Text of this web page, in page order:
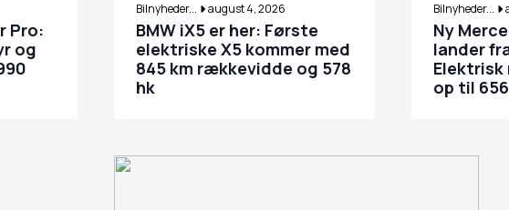
Pro:
og
Bilnyheder... august 4, 2026
BMW iX5 er her: Første
elektriske X5 kommer med
845 km rækkevidde og 578
hk
Bilnyheder...
Ny
lander
op til